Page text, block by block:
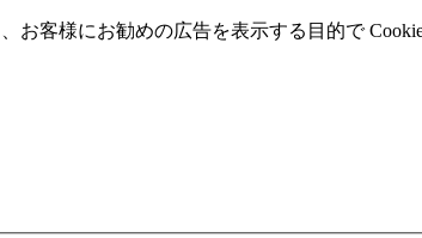
お客様にお勧めの広告を表⽰する⽬的で